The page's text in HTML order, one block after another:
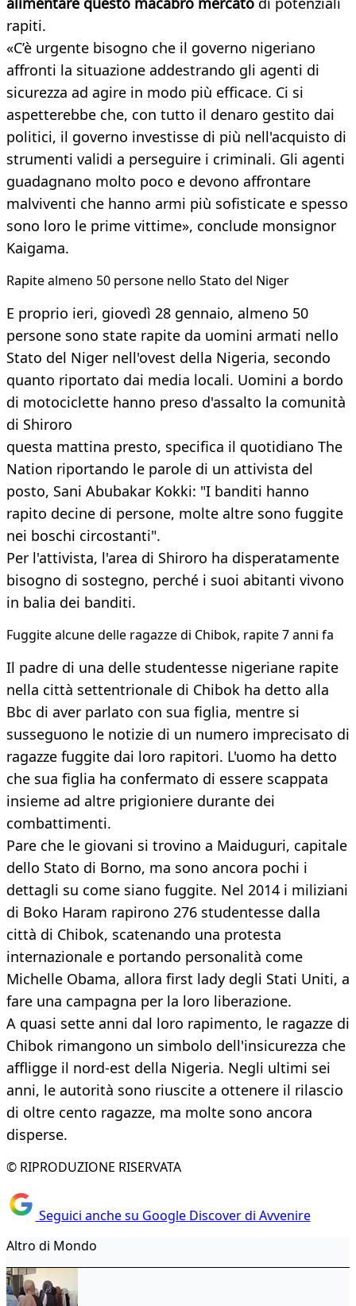
rapiti.
«C’è urgente bisogno che il governo nigeriano
affronti la situazione addestrando gli agenti di
sicurezza ad agire in modo più efficace. Ci si
aspetterebbe che, con tutto il denaro gestito dai
politici, il governo investisse di più nell'acquisto di
strumenti validi a perseguire i criminali. Gli agenti
guadagnano molto poco e devono affrontare
malviventi che hanno armi più sofisticate e spesso
sono loro le prime vittime», conclude monsignor
Kaigama.
Rapite almeno 50 persone nello Stato del Niger​
E proprio ieri, giovedì 28 gennaio, almeno 50
persone sono state rapite da uomini armati nello
Stato del Niger nell'ovest della Nigeria, secondo
quanto riportato dai media locali. Uomini a bordo
di motociclette hanno preso d'assalto la comunità
di Shiroro
questa mattina presto, specifica il quotidiano The
Nation riportando le parole di un attivista del
posto, Sani Abubakar Kokki: "I banditi hanno
rapito decine di persone, molte altre sono fuggite
nei boschi circostanti".
Per l'attivista, l'area di Shiroro ha disperatamente
bisogno di sostegno, perché i suoi abitanti vivono
in balia dei banditi.
Fuggite alcune delle ragazze di Chibok, rapite 7 anni fa
Il padre di una delle studentesse nigeriane rapite
nella città settentrionale di Chibok ha detto alla
Bbc di aver parlato con sua figlia, mentre si
susseguono le notizie di un numero imprecisato di
ragazze fuggite dai loro rapitori. L'uomo ha detto
che sua figlia ha confermato di essere scappata
insieme ad altre prigioniere durante dei
combattimenti.
Pare che le giovani si trovino a Maiduguri, capitale
dello Stato di Borno, ma sono ancora pochi i
dettagli su come siano fuggite. Nel 2014 i miliziani
di Boko Haram rapirono 276 studentesse dalla
città di Chibok, scatenando una protesta
internazionale e portando personalità come
Michelle Obama, allora first lady degli Stati Uniti, a
fare una campagna per la loro liberazione.
A quasi sette anni dal loro rapimento, le ragazze di
Chibok rimangono un simbolo dell'insicurezza che
affligge il nord-est della Nigeria. Negli ultimi sei
anni, le autorità sono riuscite a ottenere il rilascio
di oltre cento ragazze, ma molte sono ancora
disperse.
© RIPRODUZIONE RISERVATA
Seguici anche su Google Discover di Avvenire
Altro di Mondo